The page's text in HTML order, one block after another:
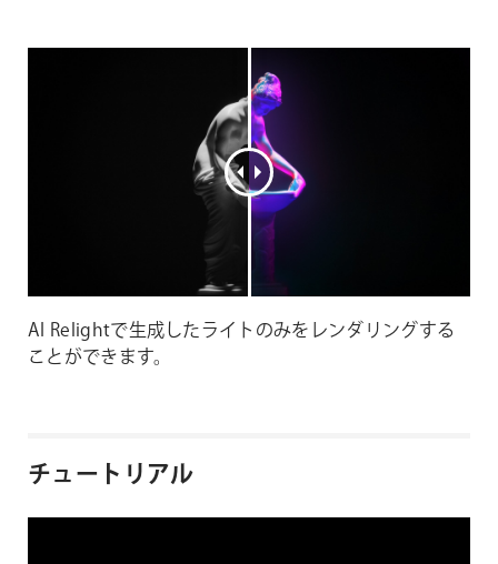
AI Relightで生成したライトのみをレンダリングする
ことができます。
チュートリアル